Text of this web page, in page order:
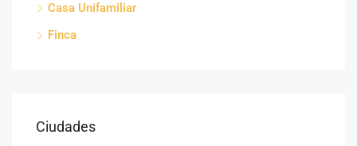
Casa Unifamiliar
Finca
Ciudades